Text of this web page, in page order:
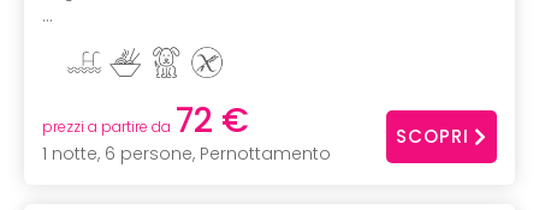
...
prezzi a partire da 72 €
1 notte, 6 persone, Pernottamento
SCOPRI